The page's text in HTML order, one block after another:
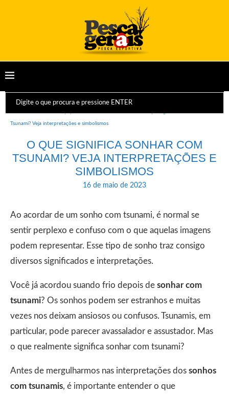
Tsunami? Veja interpretações e simbolismos
O QUE SIGNIFICA SONHAR COM
TSUNAMI? VEJA INTERPRETAÇÕES E
SIMBOLISMOS
16 de maio de 2023
Ao acordar de um sonho com tsunami, é normal se
sentir perplexo e confuso com o que aquelas imagens
podem representar. Esse tipo de sonho traz consigo
diversos significados e interpretações.
Você já acordou suando frio depois de sonhar com
tsunami? Os sonhos podem ser estranhos e muitas
vezes nos deixam ansiosos ou confusos. Tsunamis, em
particular, pode parecer avassalador e assustador. Mas
o que realmente significa sonhar com tsunami?
Antes de mergulharmos nas interpretações dos sonhos
com tsunamis, é importante entender o que